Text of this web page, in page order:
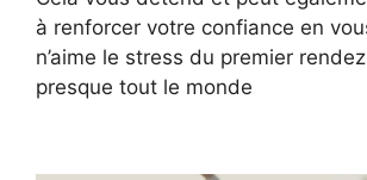
à renforcer votre confiance en
n’aime le stress du premier
presque tout le monde